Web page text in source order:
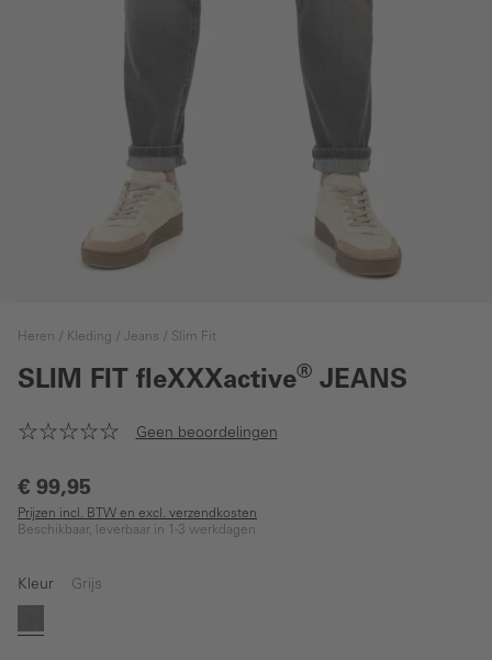
Heren Kleding Jeans Slim Fit
SLIM FIT fleXXXactive® JEANS
Geen beoordelingen
€ 99,95
Prijzen incl. BTW en excl. verzendkosten
Beschikbaar, leverbaar in 1-3 werkdagen
Kleur Grijs
Grijs